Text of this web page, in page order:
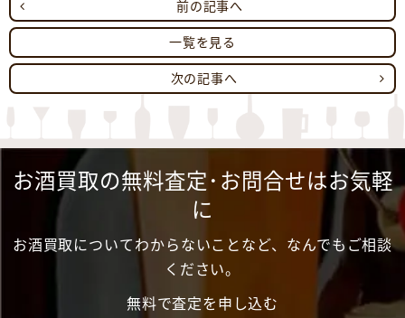
前の記事へ
一覧を見る
次の記事へ
お酒買取の無料査定･お問合せはお気軽
に
お酒買取についてわからないことなど、なんでもご相談
ください。
無料で査定を申し込む